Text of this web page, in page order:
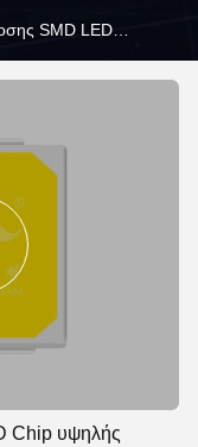
SMD LED
Chip υψηλής